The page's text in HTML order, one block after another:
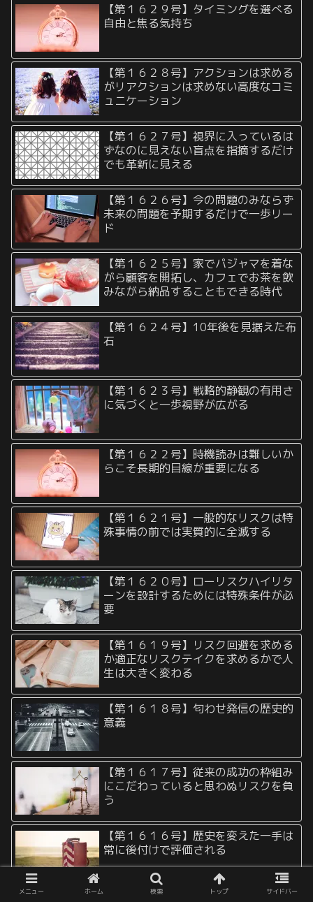
【第１６２９号】タイミングを選べる
自由と焦る気持ち
【第１６２８号】アクションは求める
がリアクションは求めない高度なコミ
ュニケーション
【第１６２７号】視界に入っているは
ずなのに見えない盲点を指摘するだけ
でも革新に見える
【第１６２６号】今の問題のみならず
未来の問題を予期するだけで一歩リー
ド
【第１６２５号】家でパジャマを着な
がら顧客を開拓し、カフェでお茶を飲
みながら納品することもできる時代
【第１６２４号】10年後を見据えた布
石
【第１６２３号】戦略的静観の有用さ
に気づくと一歩視野が広がる
【第１６２２号】時機読みは難しいか
らこそ長期的目線が重要になる
【第１６２１号】一般的なリスクは特
殊事情の前では実質的に全滅する
【第１６２０号】ローリスクハイリタ
ーンを設計するためには特殊条件が必
要
【第１６１９号】リスク回避を求める
か適正なリスクテイクを求めるかで人
生は大きく変わる
【第１６１８号】匂わせ発信の歴史的
意義
【第１６１７号】従来の成功の枠組み
にこだわっていると思わぬリスクを負
う
【第１６１６号】歴史を変えた一手は
常に後付けで評価される
メニュー ホーム 検索 トップ サイドバー